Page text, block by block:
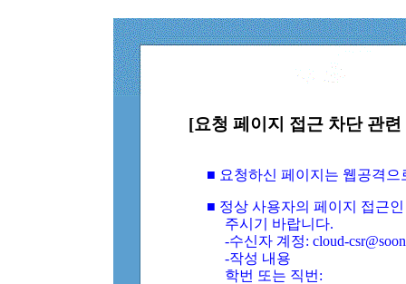
[요청 페이지 접근 차단 관
■ 요청하신 페이지는 웹공격
■ 정상 사용자의 페이지 접근
주시기 바랍니다.
-수신자 계정: cloud-
-작성 내용
학번 또는 직번: